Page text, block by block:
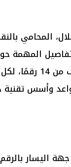
المحامي
المهمة حول
، والتي
وأسس تقنية
اليسار